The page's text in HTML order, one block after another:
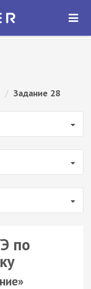
ОТКРЫТЬ
/ Задание 28
по